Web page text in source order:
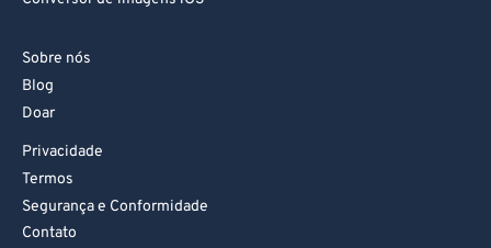
Sobre nós
Blog
Doar
Privacidade
Termos
Segurança e Conformidade
Contato